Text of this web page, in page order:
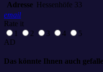
Adresse Hessenhöfe 33
email
Rate it
1
2 3 4
5
AD
Das könnte Ihnen auch